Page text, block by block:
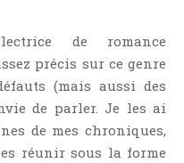
de romance
précis sur ce genre
(mais aussi des
de parler. Je les ai
de mes chroniques,
réunir sous la forme